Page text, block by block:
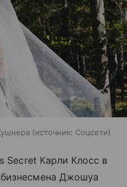
источник: Соцсети
Secret Карли Клосс в
Джошуа